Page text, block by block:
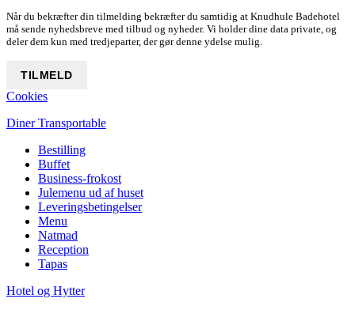
Når du bekræfter din tilmelding bekræfter du samtidig at Knudhule Badehotel
må sende nyhedsbreve med tilbud og nyheder. Vi holder dine data private, og
deler dem kun med tredjeparter, der gør denne ydelse mulig.
Cookies
Diner Transportable
Bestilling
Buffet
Business-frokost
Julemenu ud af huset
Leveringsbetingelser
Menu
Natmad
Reception
Tapas
Hotel og Hytter